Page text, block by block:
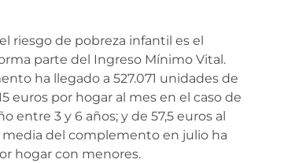
riesgo de pobreza infantil es el
parte del Ingreso Mínimo Vital.
ha llegado a 527.071 unidades de
euros por hogar al mes en el caso de
entre 3 y 6 años; y de 57,5 euros al
media del complemento en julio ha
hogar con menores.